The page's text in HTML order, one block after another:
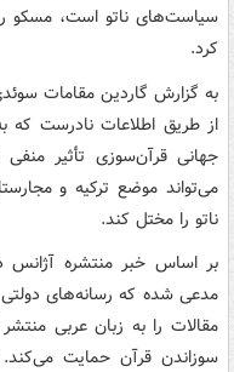
سیاست‌های ناتو است، مسکو
کرد.
به گزارش گاردین مقامات
از طریق اطلاعات نادرست که
جهانی قرآن‌سوزی تأثیر منفی
می‌تواند موضع ترکیه و
ناتو را مختل کند.
بر اساس خبر منتشره آژانس
مقالات را به زبان عربی
سوزاندن قرآن حمایت می‌کند.